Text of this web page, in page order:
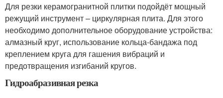
Для резки керамогранитной плитки подойдёт мощный
режущий инструмент – циркулярная плита. Для этого
необходимо дополнительное оборудование устройства:
алмазный круг, использование кольца-бандажа под
креплением круга для гашения вибраций и
предотвращения изгибаний кругов.
Гидроабразивная резка